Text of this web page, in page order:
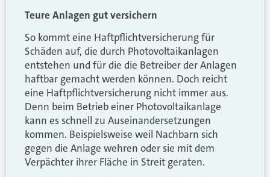
Teure Anlagen gut versichern
So kommt eine Haftpflichtversicherung für
Schäden auf, die durch Photovoltaikanlagen
entstehen und für die die Betreiber der Anlagen
haftbar gemacht werden können. Doch reicht
eine Haftpflichtversicherung nicht immer aus.
Denn beim Betrieb einer Photovoltaikanlage
kann es schnell zu Auseinandersetzungen
kommen. Beispielsweise weil Nachbarn sich
gegen die Anlage wehren oder sie mit dem
Verpächter ihrer Fläche in Streit geraten.